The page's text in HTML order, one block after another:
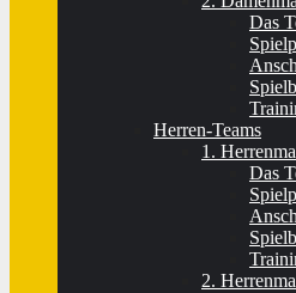
Das
Herren-Teams
1.
Das
2.